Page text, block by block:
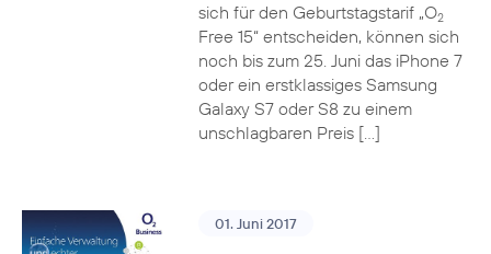
sich für den Geburtstagstarif „O2
Free 15“ entscheiden, können sich
noch bis zum 25. Juni das iPhone 7
oder ein erstklassiges Samsung
Galaxy S7 oder S8 zu einem
unschlagbaren Preis […]
01. Juni 2017